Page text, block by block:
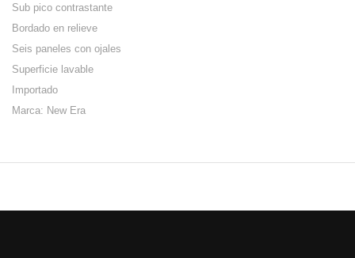
Sub pico contrastante
Bordado en relieve
Seis paneles con ojales
Superficie lavable
Importado
Marca: New Era